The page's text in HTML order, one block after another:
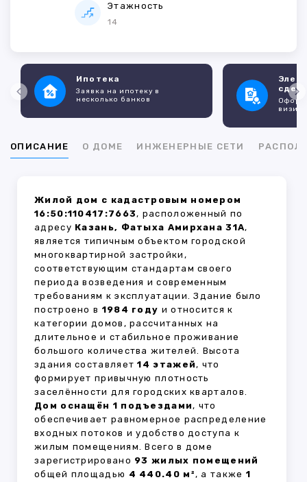
Этажность
14
Ипотека
Заявка на ипотеку в
несколько банков
ОПИСАНИЕ О ДОМЕ ИНЖЕНЕРНЫЕ СЕТИ
Жилой дом с кадастровым номером
16:50:110417:7663, расположенный по
адресу Казань, Фатыха Амирхана 31А,
является типичным объектом городской
многоквартирной застройки,
соответствующим стандартам своего
периода возведения и современным
требованиям к эксплуатации. Здание было
построено в 1984 году и относится к
категории домов, рассчитанных на
длительное и стабильное проживание
большого количества жителей. Высота
здания составляет14 этажей, что
формирует привычную плотность
заселённости для городских кварталов.
Дом оснащён 1 подъездами, что
обеспечивает равномерное распределение
входных потоков и удобство доступа к
жилым помещениям. Всего в доме
зарегистрировано 93 жилых помещений
общей площадью 4 440.40 м², а также 1